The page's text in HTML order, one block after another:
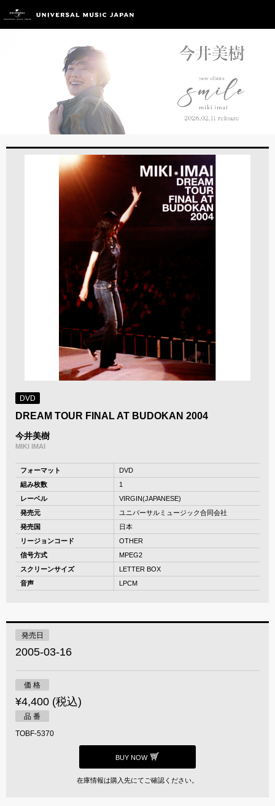
DVD
DREAM TOUR FINAL AT BUDOKAN 2004
今井美樹
MIKI IMAI
フォーマット
DVD
組み枚数
1
レーベル
VIRGIN(JAPANESE)
発売元
ユニバーサルミュージック合同会社
発売国
日本
リージョンコード
OTHER
信号方式
MPEG2
スクリーンサイズ
LETTER BOX
音声
LPCM
発売日
2005-03-16
価 格
¥4,400 (税込)
品 番
TOBF-5370
BUY NOW
在庫情報は購入先にてご確認ください。